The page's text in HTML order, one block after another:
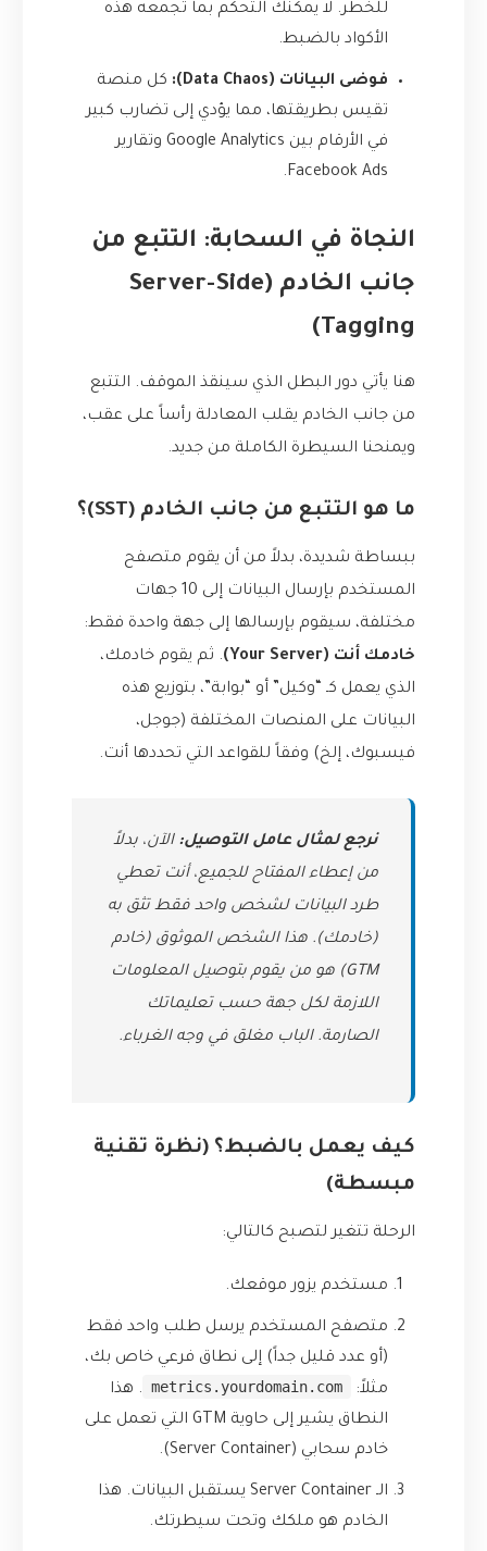
للخطر. لا يمكنك التحكم بما تجمعه هذه
الأكواد بالضبط.
فوضى البيانات (Data Chaos):
كل منصة
تقيس بطريقتها، مما يؤدي إلى تضارب كبير
في الأرقام بين Google Analytics وتقارير
Facebook Ads.
النجاة في السحابة: التتبع من
جانب الخادم (Server-Side
Tagging)
هنا يأتي دور البطل الذي سينقذ الموقف. التتبع
من جانب الخادم يقلب المعادلة رأساً على عقب،
ويمنحنا السيطرة الكاملة من جديد.
ما هو التتبع من جانب الخادم (SST)؟
ببساطة شديدة، بدلاً من أن يقوم متصفح
المستخدم بإرسال البيانات إلى 10 جهات
مختلفة، سيقوم بإرسالها إلى جهة واحدة فقط:
خادمك أنت (Your Server)
. ثم يقوم خادمك،
الذي يعمل كـ “وكيل” أو “بوابة”، بتوزيع هذه
البيانات على المنصات المختلفة (جوجل،
فيسبوك، إلخ) وفقاً للقواعد التي تحددها أنت.
نرجع لمثال عامل التوصيل: الآن، بدلاً
من إعطاء المفتاح للجميع، أنت تعطي
طرد البيانات لشخص واحد فقط تثق به
(خادمك). هذا الشخص الموثوق (خادم
GTM) هو من يقوم بتوصيل المعلومات
اللازمة لكل جهة حسب تعليماتك
الصارمة. الباب مغلق في وجه الغرباء.
كيف يعمل بالضبط؟ (نظرة تقنية
مبسطة)
الرحلة تتغير لتصبح كالتالي:
مستخدم يزور موقعك.
متصفح المستخدم يرسل طلب واحد فقط
(أو عدد قليل جداً) إلى نطاق فرعي خاص بك،
مثلاً:
metrics.yourdomain.com . هذا
النطاق يشير إلى حاوية GTM التي تعمل على
خادم سحابي (Server Container).
الـ Server Container يستقبل البيانات. هذا
الخادم هو ملكك وتحت سيطرتك.